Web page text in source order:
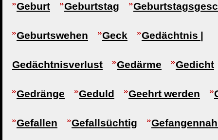
Geburt Geburtstag
Geburtswehen Geck Gedächtnis |
Gedächtnisverlust Gedärme Gedicht
Gedränge Geduld Geehrt werden
Gefallen Gefallsüchtig